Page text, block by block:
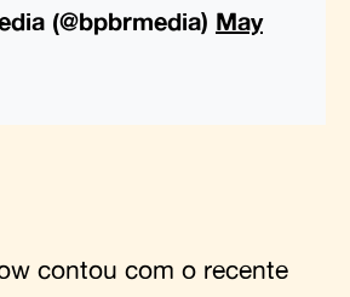
(@bpbrmedia) May
contou com o recente